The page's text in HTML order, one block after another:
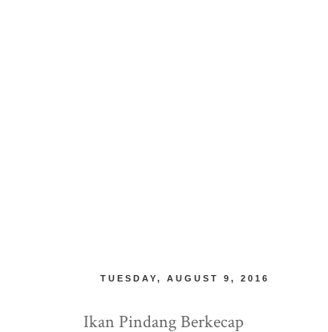
TUESDAY, AUGUST 9, 2016
Ikan Pindang Berkecap